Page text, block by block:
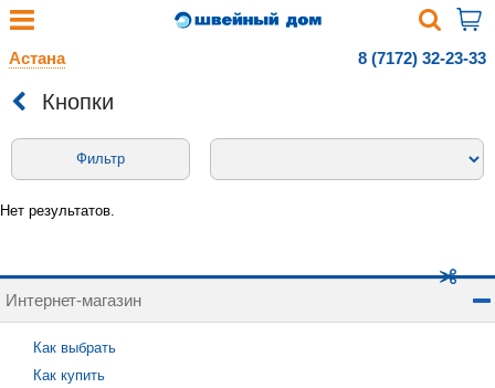
Астана 8 (7172) 32-23-33
Кнопки
Фильтр
Нет результатов.
Интернет-магазин
Как выбрать
Как купить